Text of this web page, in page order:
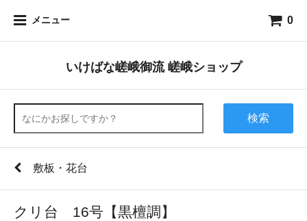
メニュー 0
いけばな嵯峨御流 嵯峨ショップ
検索
敷板・花台
クリ台 16号【黒檀調】